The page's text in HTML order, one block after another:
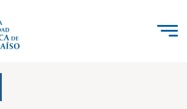
al contenido
e Innovación